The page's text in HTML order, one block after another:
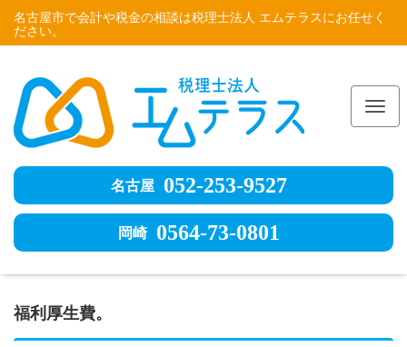
名古屋市で会計や税金の相談は税理士法人 エムテラスにお任せく
ださい。
名古屋 052-253-9527
岡崎 0564-73-0801
福利厚生費。